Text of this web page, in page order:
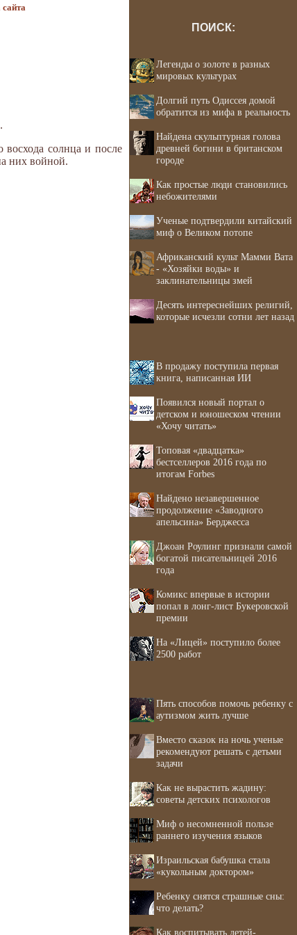
солнца и после
них войной.
ПОИСК:
Легенды о золоте в разных
мировых культурах
Долгий путь Одиссея домой
обратится из мифа в реальность
Найдена скульптурная голова
древней богини в британском
городе
Как простые люди становились
небожителями
Ученые подтвердили китайский
миф о Великом потопе
Африканский культ Мамми Вата
- «Хозяйки воды» и
заклинательницы змей
Десять интереснейших религий,
которые исчезли сотни лет назад
В продажу поступила первая
книга, написанная ИИ
Появился новый портал о
детском и юношеском чтении
«Хочу читать»
Топовая «двадцатка»
бестселлеров 2016 года по
итогам Forbes
Найдено незавершенное
продолжение «Заводного
апельсина» Берджесса
Джоан Роулинг признали самой
богатой писательницей 2016
года
Комикс впервые в истории
попал в лонг-лист Букеровской
премии
На «Лицей» поступило более
2500 работ
Пять способов помочь ребенку с
аутизмом жить лучше
Вместо сказок на ночь ученые
рекомендуют решать с детьми
задачи
Как не вырастить жадину:
советы детских психологов
Миф о несомненной пользе
раннего изучения языков
Израильская бабушка стала
«кукольным доктором»
Ребенку снятся страшные сны:
что делать?
Как воспитывать детей-